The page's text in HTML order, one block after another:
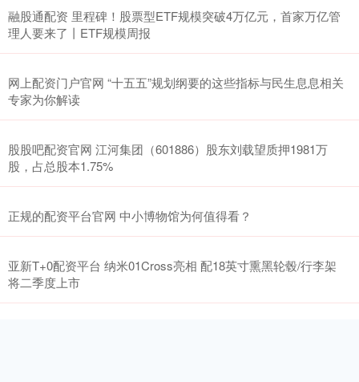
融股通配资 里程碑！股票型ETF规模突破4万亿元，首家万亿管
理人要来了丨ETF规模周报
网上配资门户官网 “十五五”规划纲要的这些指标与民生息息相关
专家为你解读
股股吧配资官网 江河集团（601886）股东刘载望质押1981万
股，占总股本1.75%
正规的配资平台官网 中小博物馆为何值得看？
亚新T+0配资平台 纳米01Cross亮相 配18英寸熏黑轮毂/行李架
将二季度上市